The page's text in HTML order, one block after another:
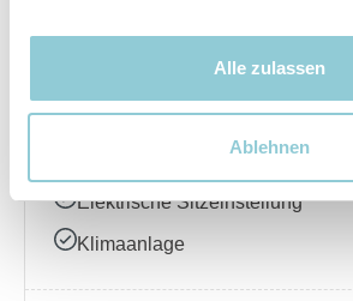
Alle zulassen
Ablehnen
Interieur – Komfort
Ambientebeleuchtung
Elektrische Sitzeinstellung
Klimaanlage